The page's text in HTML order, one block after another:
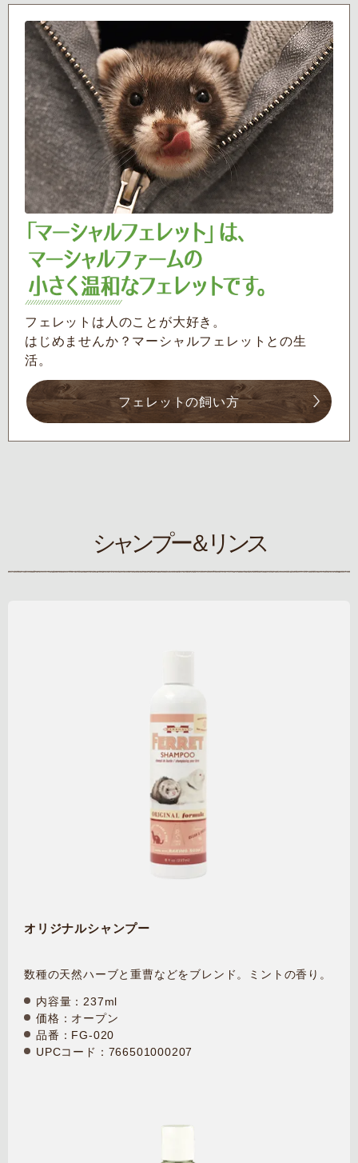
フェレットは人のことが大好き。
はじめませんか？マーシャルフェレットとの生
活。
フェレットの飼い方
シャンプー＆リンス
オリジナルシャンプー
数種の天然ハーブと重曹などをブレンド。ミントの香り。
内容量：237ml
価格：オープン
品番：FG-020
UPCコード：766501000207